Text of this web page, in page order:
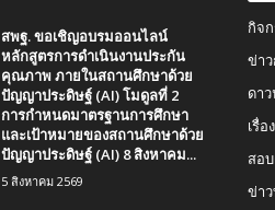
สพฐ. ขอเชิญอบรมออนไลน์
หลักสูตรการดำเนินงานประกัน
คุณภาพ ภายในสถานศึกษาด้วย
ปัญญาประดิษฐ์ (AI) โมดูลที่ 2
การกำหนดมาตรฐานการศึกษา
และเป้าหมายของสถานศึกษาด้วย
ปัญญาประดิษฐ์ (AI) 8 สิงหาคม...
5 สิงหาคม 2569
กิจ
ข่า
ดา
เรื่อ
สอ
ข่าว